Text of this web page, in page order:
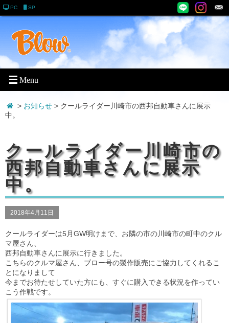
PC SP
> お知らせ> クールライダー川崎市の西邦自動車さんに展示
中。
クールライダー川崎市の
西邦自動車さんに展示
中。
2018年4月11日
クールライダーは5月GW明けまで、お隣の市の川崎市の町中のクル
マ屋さん、
西邦自動車さんに展示に行きました。
こちらのクルマ屋さん、ブロー号の製作販売にご協力してくれるこ
とになりまして
今までお待たせしていた方にも、すぐに購入できる状況を作ってい
こう作戦です。